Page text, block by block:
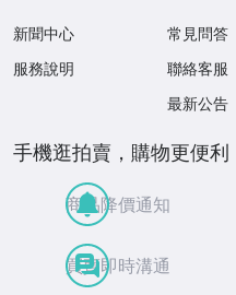
新聞中心
服務說明
常見問答
聯絡客服
最新公告
手機逛拍賣，購物更便利
商品降價通知
買賣即時溝通